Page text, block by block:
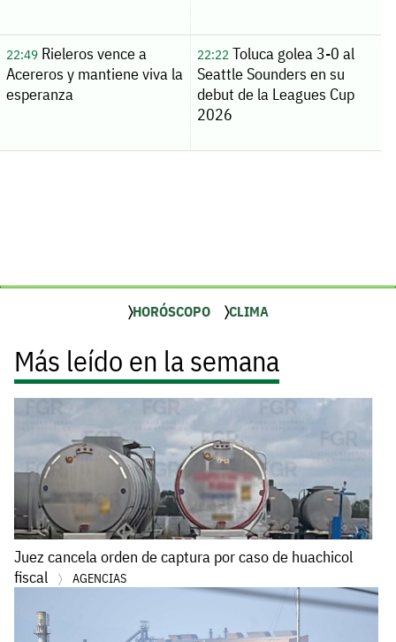
22:49Rieleros vence a
Acereros y mantiene viva la
esperanza
22:22Toluca golea 3-0 al
Seattle Sounders en su
debut de la Leagues Cup
2026
HORÓSCOPO CLIMA
Más leído en la semana
Juez cancela orden de captura por caso de huachicol
fiscal
AGENCIAS